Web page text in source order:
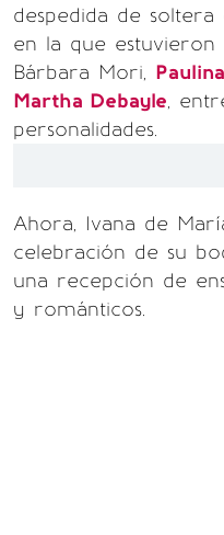
despedida de
en la que estuvieron
Bárbara Mori,
Martha Debayle,
personalidades.
Ahora, Ivana de
celebración de su
una recepción de
y románticos.